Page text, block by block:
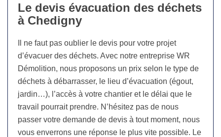
Le devis évacuation des déchets
à Chedigny
Il ne faut pas oublier le devis pour votre projet
d’évacuer des déchets. Avec notre entreprise WR
Démolition, nous proposons un prix selon le type de
déchets à débarrasser, le lieu d’évacuation (égout,
jardin…), l’accès à votre chantier et le délai que le
travail pourrait prendre. N’hésitez pas de nous
passer votre demande de devis à tout moment, nous
vous enverrons une réponse le plus vite possible. Le